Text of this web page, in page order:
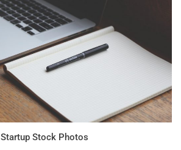
Startup Stock Photos